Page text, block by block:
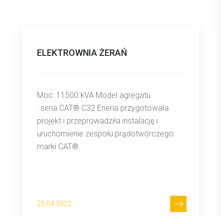
ELEKTROWNIA ŻERAŃ
Moc: 11500 kVA Model agregatu
: seria CAT® C32 Eneria przygotowała
projekt i przeprowadziła instalację i
uruchomienie zespołu prądotwórczego
marki CAT®.
25.04.2022